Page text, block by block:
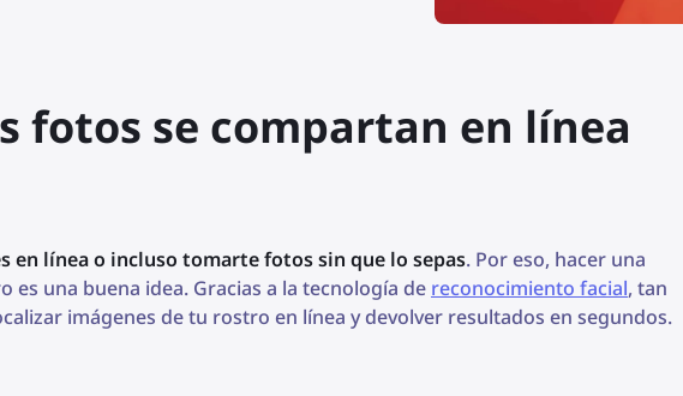
fotos se compartan en línea
en línea o incluso tomarte fotos sin que lo sepas. Por eso, hacer una
es una buena idea. Gracias a la tecnología de reconocimiento facial, tan
imágenes de tu rostro en línea y devolver resultados en segundos.